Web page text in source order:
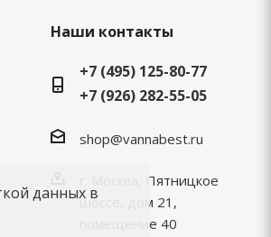
Наши контакты
+7 (495) 125-80-77
+7 (926) 282-55-05
shop@vannabest.ru
г. Москва, Пятницкое
шоссе, дом 21,
помещение 40
данных в